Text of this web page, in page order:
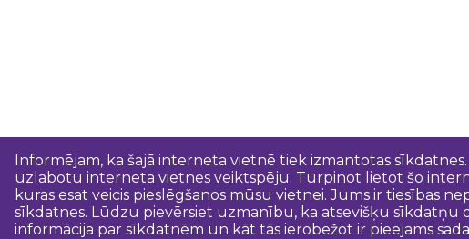
Informējam, ka šajā interneta vietnē tiek izmantotas
uzlabotu interneta vietnes veiktspēju. Turpinot lietot šo
kuras esat veicis pieslēgšanos mūsu vietnei. Jums ir tiesības
sīkdatnes. Lūdzu pievērsiet uzmanību, ka atsevišķu sīkdatņu
informācija par sīkdatnēm un kāt tās ierobežot ir pieejams